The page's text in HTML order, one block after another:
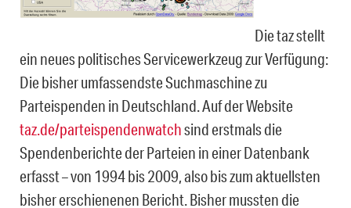
Die taz stellt
ein neues politisches Servicewerkzeug zur Verfügung:
Die bisher umfassendste Suchmaschine zu
Parteispenden in Deutschland. Auf der Website
taz.de/parteispendenwatchsind erstmals die
Spendenberichte der Parteien in einer Datenbank
erfasst – von 1994 bis 2009, also bis zum aktuellsten
bisher erschienenen Bericht. Bisher mussten die